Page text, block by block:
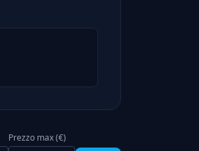
Prezzo max (€)